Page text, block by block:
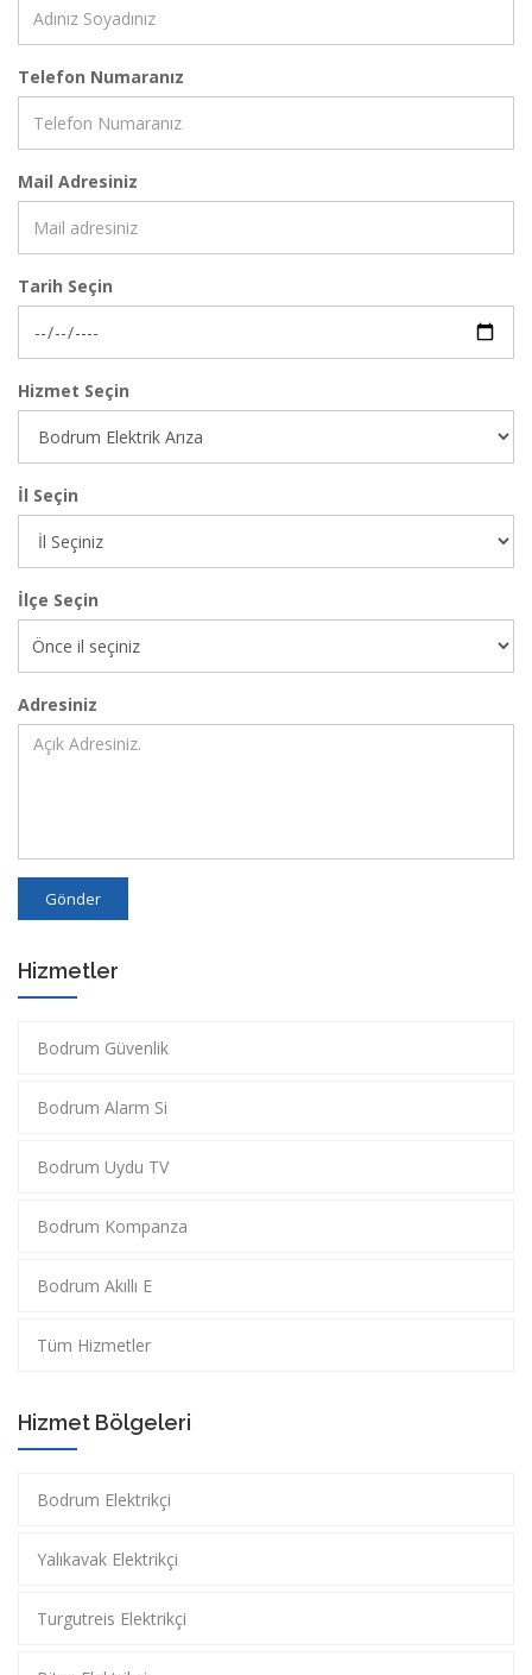
Telefon Numaranız
Mail Adresiniz
Tarih Seçin
Hizmet Seçin
İl Seçin
İlçe Seçin
Adresiniz
Gönder
Hizmetler
Bodrum Güvenlik
Bodrum Alarm Si
Bodrum Uydu TV
Bodrum Kompanza
Bodrum Akıllı E
Tüm Hizmetler
Hizmet Bölgeleri
Bodrum Elektrikçi
Yalıkavak Elektrikçi
Turgutreis Elektrikçi